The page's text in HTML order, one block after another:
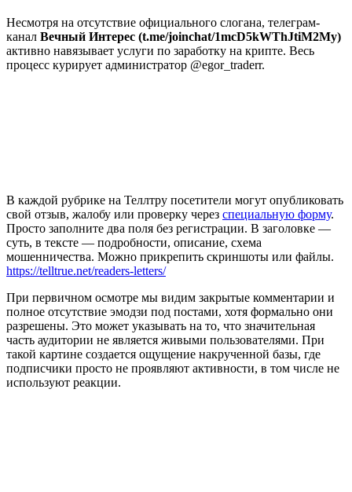
Несмотря на отсутствие официального слогана, телеграм-
канал Вечный Интерес (t.me/joinchat/1mcD5kWThJtiM2My)
активно навязывает услуги по заработку на крипте. Весь
процесс курирует администратор @egor_traderr.
В каждой рубрике на Теллтру посетители могут опубликовать
свой отзыв, жалобу или проверку через специальную форму.
Просто заполните два поля без регистрации. В заголовке —
суть, в тексте — подробности, описание, схема
мошенничества. Можно прикрепить скриншоты или файлы.
https://telltrue.net/readers-letters/
При первичном осмотре мы видим закрытые комментарии и
полное отсутствие эмодзи под постами, хотя формально они
разрешены. Это может указывать на то, что значительная
часть аудитории не является живыми пользователями. При
такой картине создается ощущение накрученной базы, где
подписчики просто не проявляют активности, в том числе не
используют реакции.